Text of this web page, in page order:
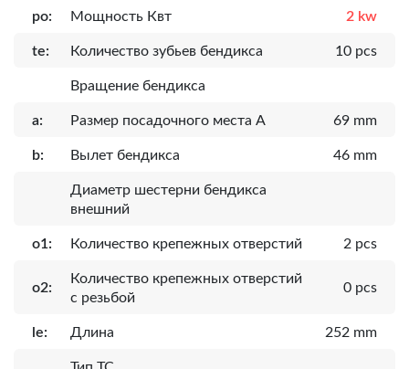
po: Мощность Квт 2 kw
te: Количество зубьев бендикса 10 pcs
Вращение бендикса
a: Размер посадочного места A 69 mm
b: Вылет бендикса 46 mm
Диаметр шестерни бендикса
внешний
o1: Количество крепежных отверстий 2 pcs
o2:
Количество крепежных отверстий
с резьбой
0 pcs
le: Длина 252 mm